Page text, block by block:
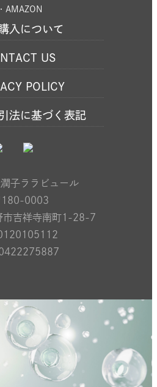
・AMAZON
入について
US
POLICY
法に基づく表記
子ララビュール
180-0003
市吉祥寺南町1-28-7